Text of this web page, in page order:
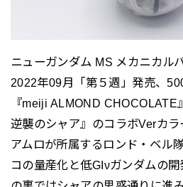
ニューガンダム MS メカニカル
2022年09月「第５週」発売、
『meiji ALMOND
逆襲のシャア』のコラボVerカラ
アムロが所属するロンド・ベル
コの量産化と低GIνガンダムの